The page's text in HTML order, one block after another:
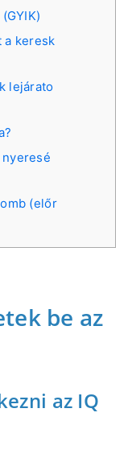
a keresk
lejárato
(előr
be az
az IQ